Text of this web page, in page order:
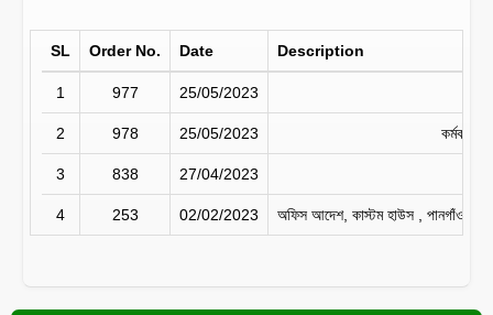
SL Order No. Date Description
1 977 25/05/2023
2 978 25/05/2023
3 838 27/04/2023
4 253 02/02/2023 অফিস আদেশ, কাস্টম হাউস , পানগাঁও